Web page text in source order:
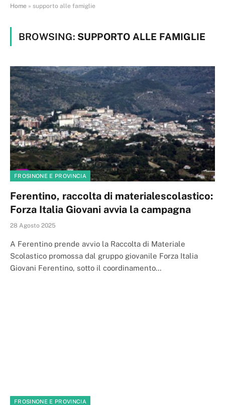
Home » supporto alle famiglie
BROWSING: SUPPORTO ALLE FAMIGLIE
FROSINONE E PROVINCIA
Ferentino, raccolta di materialescolastico:
Forza Italia Giovani avvia la campagna
28 Agosto 2025
A Ferentino prende avvio la Raccolta di Materiale
Scolastico promossa dal gruppo giovanile Forza Italia
Giovani Ferentino, sotto il coordinamento…
FROSINONE E PROVINCIA